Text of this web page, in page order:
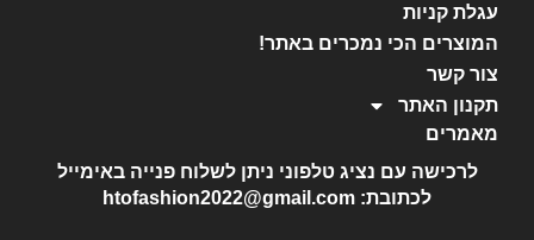
עגלת קניות
המוצרים הכי נמכרים באתר!
צור קשר
תקנון האתר
מאמרים
לרכישה עם נציג טלפוני ניתן לשלוח פנייה באימייל
לכתובת: htofashion2022@gmail.com